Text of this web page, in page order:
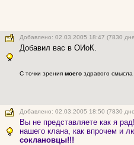
Добавлено: 02.03.2005 18:47 (7830
Добавил вас в ОИоК.
С точки зрения моего здравого
Добавлено: 02.03.2005 18:50 (7830
Вы не представляете как я
нашего клана, как впрочем и
соклановцы!!!